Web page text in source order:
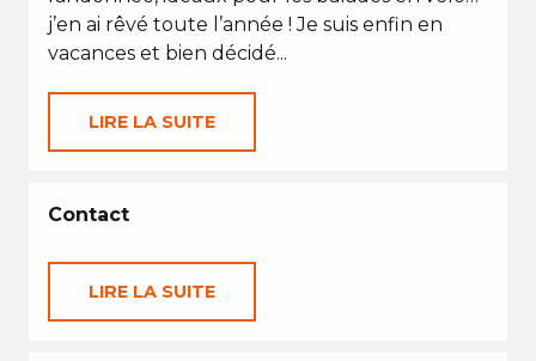
j’en ai rêvé toute l’année ! Je suis enfin en
vacances et bien décidé...
LIRE LA SUITE
Contact
LIRE LA SUITE